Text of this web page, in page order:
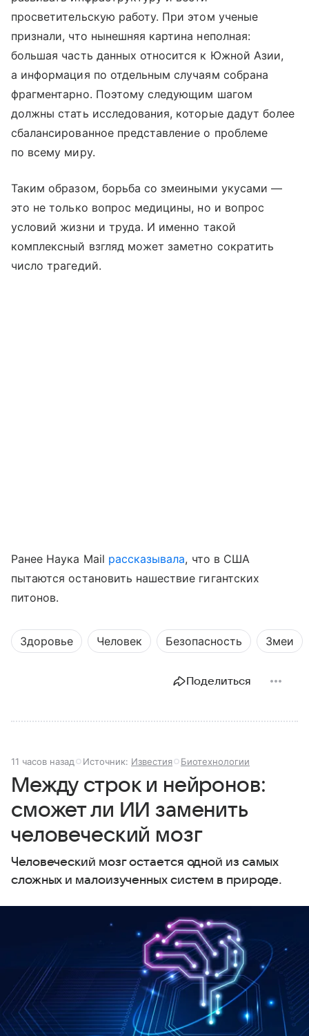
просветительскую работу. При этом ученые
признали, что нынешняя картина неполная:
большая часть данных относится к Южной Азии,
а информация по отдельным случаям собрана
фрагментарно. Поэтому следующим шагом
должны стать исследования, которые дадут более
сбалансированное представление о проблеме
по всему миру.
Таким образом, борьба со змеиными укусами —
это не только вопрос медицины, но и вопрос
условий жизни и труда. И именно такой
комплексный взгляд может заметно сократить
число трагедий.
Ранее Наука Mail рассказывала, что в США
пытаются остановить нашествие гигантских
питонов.
Здоровье Человек Безопасность Змеи
Поделиться
11 часов назад Источник: Известия Биотехнологии
Между строк и нейронов:
сможет ли ИИ заменить
человеческий мозг
Человеческий мозг остается одной из самых
сложных и малоизученных систем в природе.